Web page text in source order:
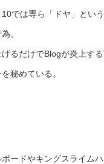
10では専ら「ドヤ」とい
。
るだけでBlogが炎上す
秘めている。
ードやキングスライム